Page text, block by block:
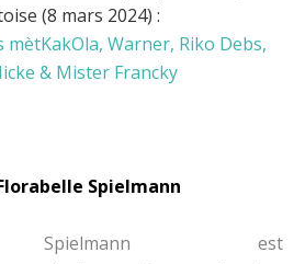
(8 mars 2024) :
mètKakOla, Warner, Riko Debs,
& Mister Francky
lle Spielmann
Spielmann est